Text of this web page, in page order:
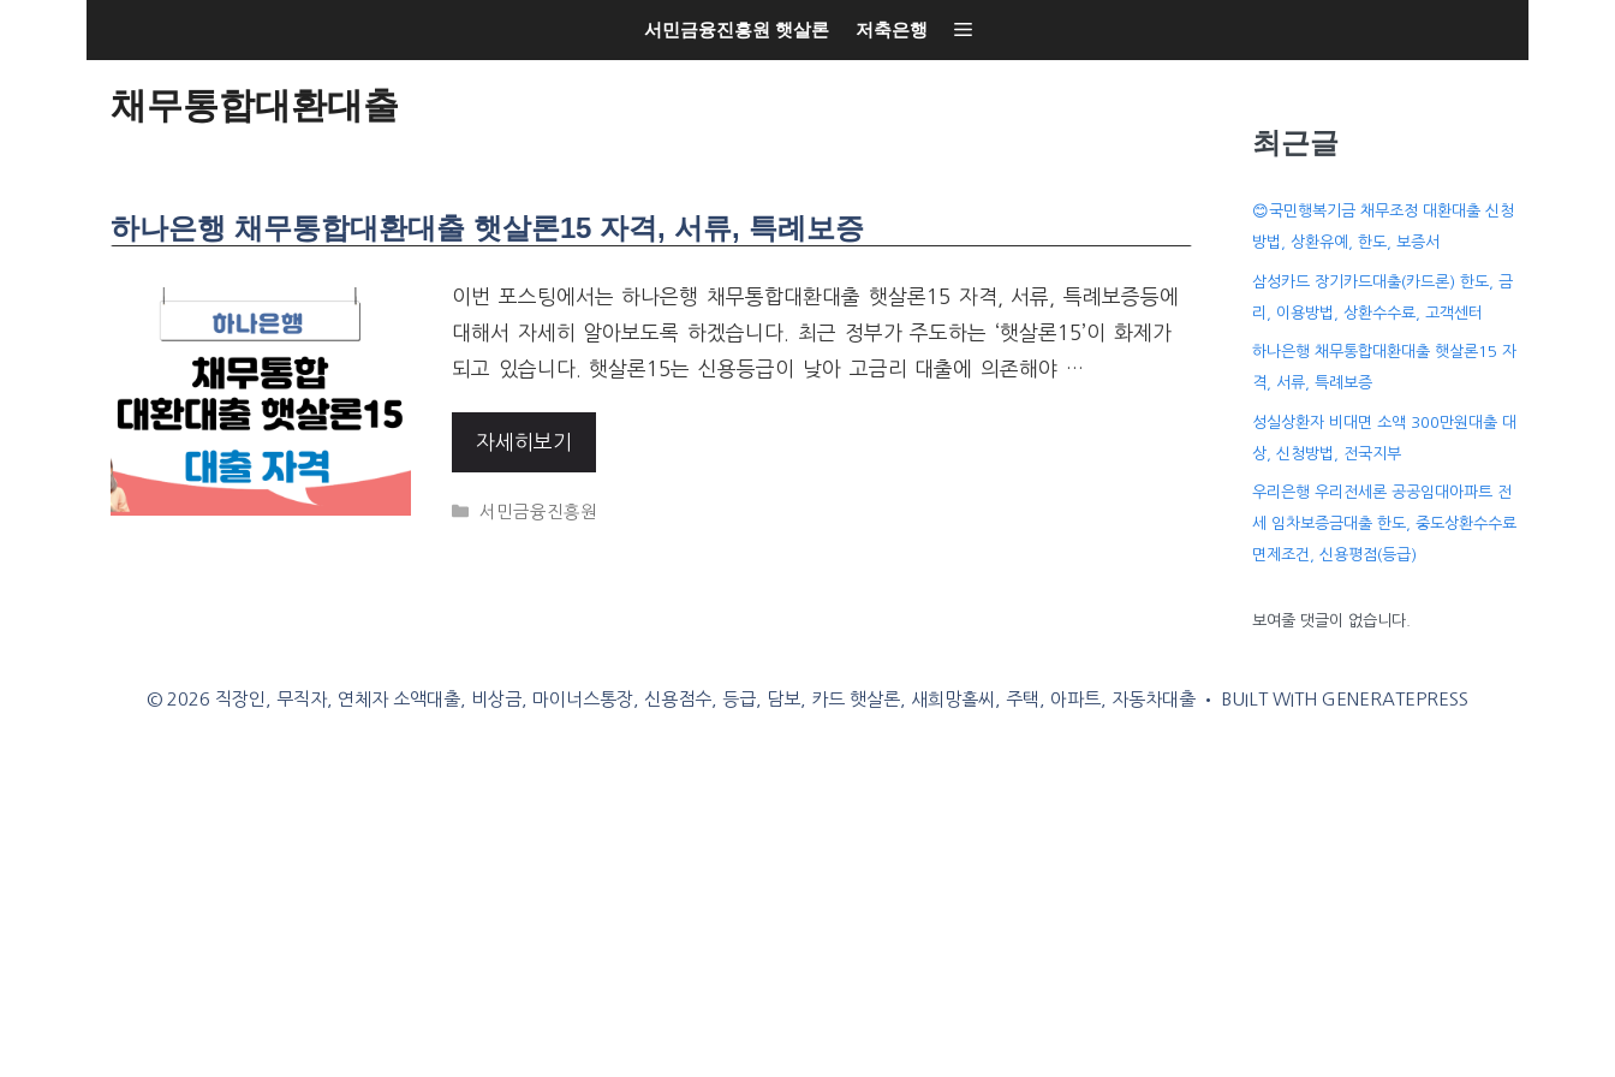
서민금융진흥원 햇살론 저축은행
채무통합대환대출
하나은행 채무통합대환대출 햇살론15 자격, 서류, 특례보증
이번 포스팅에서는 하나은행 채무통합대환대출 햇살론15 자격, 서류, 특례보증등에
대해서 자세히 알아보도록 하겠습니다. 최근 정부가 주도하는 ‘햇살론15’이 화제가
되고 있습니다. 햇살론15는 신용등급이 낮아 고금리 대출에 의존해야 …
자세히보기
CATEGORIES
서민금융진흥원
최근글
😊국민행복기금 채무조정 대환대출 신청
방법, 상환유예, 한도, 보증서
삼성카드 장기카드대출(카드론) 한도, 금
리, 이용방법, 상환수수료, 고객센터
하나은행 채무통합대환대출 햇살론15 자
격, 서류, 특례보증
성실상환자 비대면 소액 300만원대출 대
상, 신청방법, 전국지부
우리은행 우리전세론 공공임대아파트 전
세 임차보증금대출 한도, 중도상환수수료
면제조건, 신용평점(등급)
보여줄 댓글이 없습니다.
© 2026 직장인, 무직자, 연체자 소액대출, 비상금, 마이너스통장, 신용점수, 등급, 담보, 카드 햇살론, 새희망홀씨, 주택, 아파트, 자동차대출 • BUILT WITH GENERATEPRESS